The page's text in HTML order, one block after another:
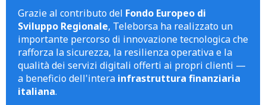
Grazie al contributo del Fondo Europeo di
Sviluppo Regionale, Teleborsa ha realizzato un
importante percorso di innovazione tecnologica che
rafforza la sicurezza, la resilienza operativa e la
qualità dei servizi digitali offerti ai propri clienti —
a beneficio dell'intera infrastruttura finanziaria
italiana.